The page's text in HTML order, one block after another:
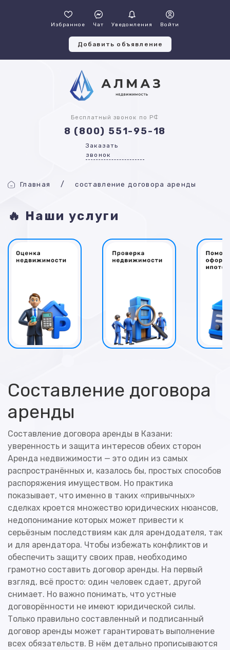
Избранное Чат Уведомления Войти
Добавить объявление
Бесплатный звонок по РФ
8 (800) 551-95-18
Заказать
звонок
Главная составление договора аренды
🔥 Наши услуги
Составление договора
аренды
Составление договора аренды в Казани:
уверенность и защита интересов обеих сторон
Аренда недвижимости — это один из самых
распространённых и, казалось бы, простых способов
распоряжения имуществом. Но практика
показывает, что именно в таких «привычных»
сделках кроется множество юридических нюансов,
недопонимание которых может привести к
серьёзным последствиям как для арендодателя, так
и для арендатора. Чтобы избежать конфликтов и
обеспечить защиту своих прав, необходимо
грамотно составить договор аренды. На первый
взгляд, всё просто: один человек сдает, другой
снимает. Но важно понимать, что устные
договорённости не имеют юридической силы.
Только правильно составленный и подписанный
договор аренды может гарантировать выполнение
всех обязательств. В нём детально прописываются